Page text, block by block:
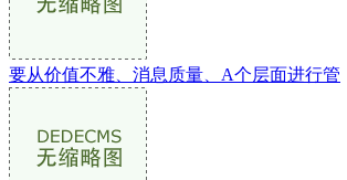
要从价值不雅、消息质量、A个层面进行管